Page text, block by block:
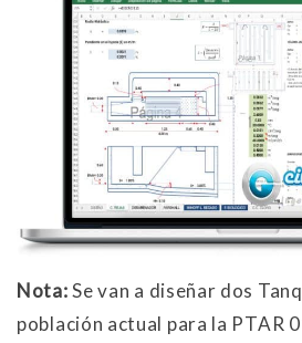
Nota:Se van a diseñar dos
población actual para la PTAR